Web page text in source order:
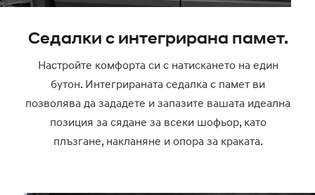
Седалки с интегрирана памет.
Настройте комфорта си с натискането на един
бутон. Интегрираната седалка с памет ви
позволява да зададете и запазите вашата идеална
позиция за сядане за всеки шофьор, като
плъзгане, накланяне и опора за краката.